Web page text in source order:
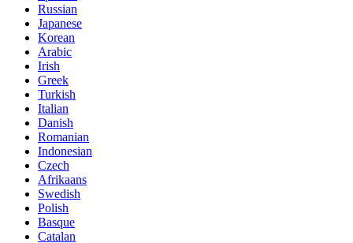
Russian
Japanese
Korean
Arabic
Irish
Greek
Turkish
Italian
Danish
Romanian
Indonesian
Czech
Afrikaans
Swedish
Polish
Basque
Catalan